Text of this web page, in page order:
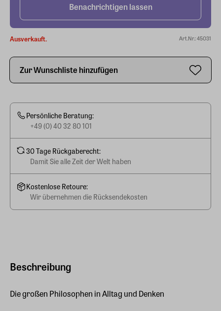
Beschreibung
Die großen Philosophen in Alltag und Denken
Benachrichtigen lassen
Ausverkauft. Art.Nr.: 45031
Zur Wunschliste hinzufügen
Persönliche Beratung:
+49 (0) 40 32 80 101
30 Tage Rückgaberecht:
Damit Sie alle Zeit der Welt haben
Kostenlose Retoure:
Wir übernehmen die Rücksendekosten